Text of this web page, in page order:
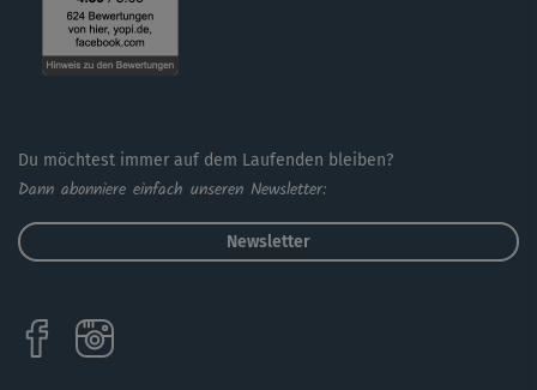
Du möchtest immer auf dem Laufenden bleiben?
Dann abonniere einfach unseren Newsletter:
Newsletter